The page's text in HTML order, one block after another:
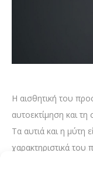
Η αισθητική του
αυτοεκτίμηση και
Τα αυτιά και η μύτη
χαρακτηριστικά
να επηρεάσει